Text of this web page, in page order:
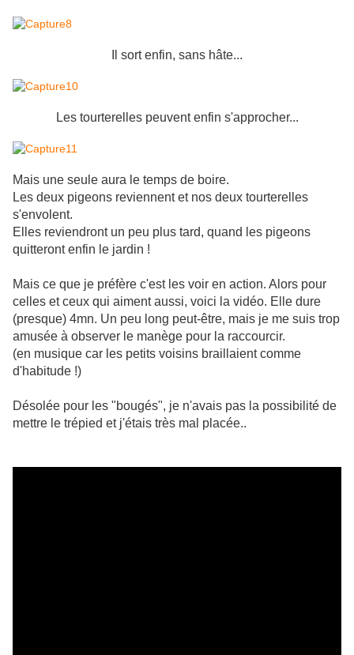
Il sort enfin, sans hâte...
Les tourterelles peuvent enfin s'approcher...
Mais une seule aura le temps de boire.
Les deux pigeons reviennent et nos deux tourterelles
s'envolent.
Elles reviendront un peu plus tard, quand les pigeons
quitteront enfin le jardin !
Mais ce que je préfère c'est les voir en action. Alors pour
celles et ceux qui aiment aussi, voici la vidéo. Elle dure
(presque) 4mn. Un peu long peut-être, mais je me suis trop
amusée à observer le manège pour la raccourcir.
(en musique car les petits voisins braillaient comme
d'habitude !)
Désolée pour les "bougés", je n'avais pas la possibilité de
mettre le trépied et j'étais très mal placée..